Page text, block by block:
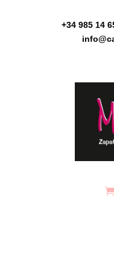
+34 985 14